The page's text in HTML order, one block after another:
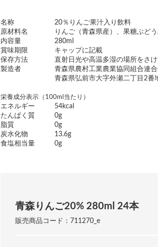
名称
20％りんご果汁入り飲料
原材料名
りんご（青森県産）、果糖ぶど
内容量
280ml
賞味期限
キャップに記載
保存方法
直射日光や高温多湿の場所をさ
製造者
青森県農村工業農業協同組合連
青森県弘前市大字外瀬二丁目2番
栄養成分表示（100ml当たり）
エネルギー
54kcal
たんぱく質
0g
脂質
0g
炭水化物
13.6g
食塩相当量
0g
青森りんご20% 280ml 24本
販売商品コード：711270_e